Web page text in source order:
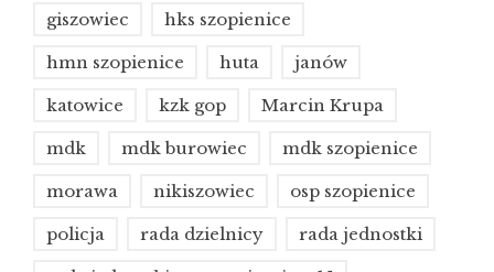
giszowiec hks szopienice
hmn szopienice huta janów
katowice kzk gop Marcin Krupa
mdk mdk burowiec mdk szopienice
morawa nikiszowiec osp szopienice
policja rada dzielnicy rada jednostki